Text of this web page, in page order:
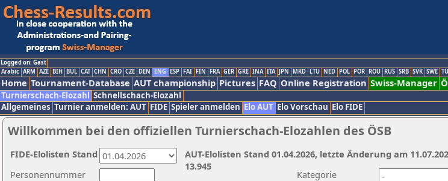
Logged on: Gast
Arabic ARM AZE BIH BUL CAT CHN CRO CZE DEN ENG ESP FAI FIN FRA GER GRE INA ITA JPN MKD LTU NED POL POR ROU RUS SRB SVK SWE
Home Tournament-Database AUT championship Pictures FAQ Online Registration Swiss-Manager
Turnierschach-Elozahl Schnellschach-Elozahl
Allgemeines Turnier anmelden: AUT FIDE Spieler anmelden Elo AUT Elo Vorschau Elo FIDE
Willkommen bei den offiziellen Turnierschach-Elozahlen des ÖSB
Kategorie
Personennummer
AUT-Elolisten Stand 01.04.2026, letzte Änderung am
13.945
FIDE-Elolisten Stand